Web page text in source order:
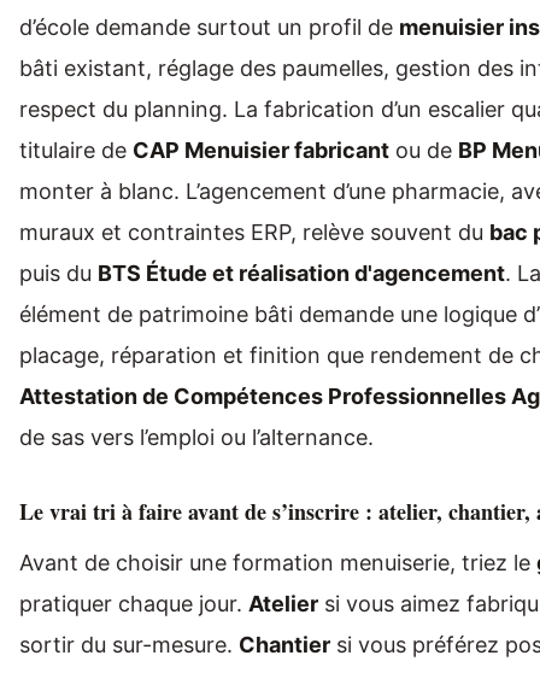
d’école demande surtout un profil de menuisier
bâti existant, réglage des paumelles, gestion des
respect du planning. La fabrication d’un escalier
titulaire de CAP Menuisier fabricant ou de BP
monter à blanc. L’agencement d’une pharmacie,
muraux et contraintes ERP, relève souvent du bac
puis du BTS Étude et réalisation d'agencement.
élément de patrimoine bâti demande une logique d’
placage, réparation et finition que rendement de
Attestation de Compétences Professionnelles
de sas vers l’emploi ou l’alternance.
Le vrai tri à faire avant de s’inscrire : atelier, chantier,
Avant de choisir une formation menuiserie, triez le
pratiquer chaque jour. Atelier si vous aimez
sortir du sur-mesure. Chantier si vous préférez